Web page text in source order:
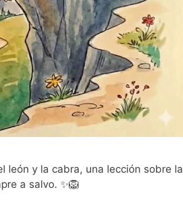
león y la cabra, una lección sobre la
a salvo. ✨🦁